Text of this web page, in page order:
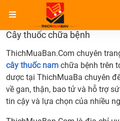
Trang chủ Cây thuốc chữa
Cây thuốc chữa bệnh
ThichMuaBan.Com chuyên
cây thuốc nam chữa bệnh trên
dược tại ThichMuaBa chuyên
về gan, thận, bao tử và hỗ trợ
tin cậy và lựa chọn của nhiều